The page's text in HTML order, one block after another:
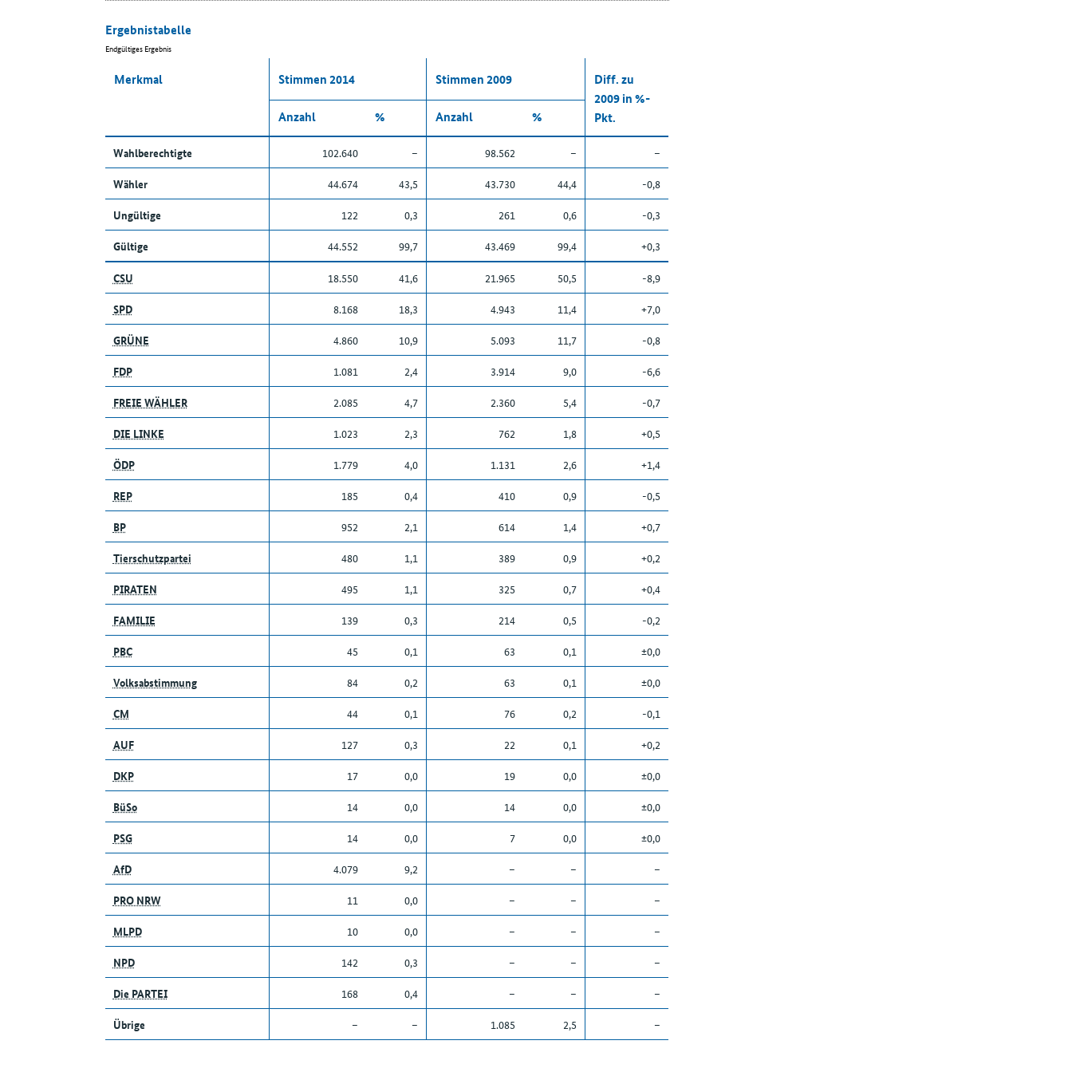
Ergebnistabelle
Endgültiges Ergebnis
Merkmal Stimmen 2014 Stimmen 2009
Diff. zu
2009 in %-
Pkt.
Anzahl % Anzahl %
Wahlberechtigte 102.640 – 98.562 –
–
Wähler
44.674 43,5 43.730 44,4
-0,8
Ungültige
122 0,3 261 0,6
-0,3
Gültige
44.552 99,7 43.469 99,4
+0,3
CSU
18.550 41,6 21.965 50,5
-8,9
SPD
8.168 18,3 4.943 11,4
+7,0
GRÜNE
4.860 10,9 5.093 11,7
-0,8
FDP
1.081 2,4 3.914 9,0
-6,6
FREIE WÄHLER
2.085 4,7 2.360 5,4
-0,7
DIE LINKE
1.023 2,3 762 1,8
+0,5
ÖDP
1.779 4,0 1.131 2,6
+1,4
REP
185 0,4 410 0,9
-0,5
BP
952 2,1 614 1,4
+0,7
Tierschutzpartei
480 1,1 389 0,9
+0,2
PIRATEN
495 1,1 325 0,7
+0,4
FAMILIE
139 0,3 214 0,5
-0,2
PBC
45 0,1 63 0,1
±0,0
Volksabstimmung
84 0,2 63 0,1
±0,0
CM
44 0,1 76 0,2
-0,1
AUF
127 0,3 22 0,1
+0,2
DKP
17 0,0 19 0,0
±0,0
BüSo
14 0,0 14 0,0
±0,0
PSG
14 0,0 7 0,0
±0,0
AfD
4.079 9,2 – –
–
PRO NRW
11 0,0 – –
–
MLPD
10 0,0 – –
–
NPD
142 0,3 – –
–
Die PARTEI
168 0,4 – –
–
Übrige
– – 1.085 2,5 –